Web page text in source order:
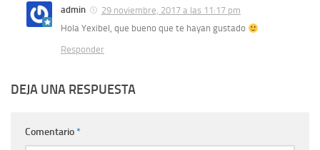
admin
29 noviembre, 2017 a las 11:17 pm
Hola Yexibel, que bueno que te hayan gustado
Responder
DEJA UNA RESPUESTA
Comentario*